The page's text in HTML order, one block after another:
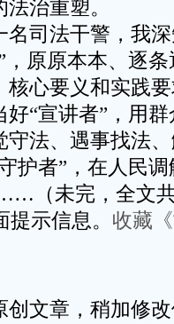
治重塑。
名司法干警，我
，原原本本、逐
核心要义和实践
“宣讲者”，用
守法、遇事找法
护者”，在人民
（未完，全文
示信息。 收藏
文章，稍加修改